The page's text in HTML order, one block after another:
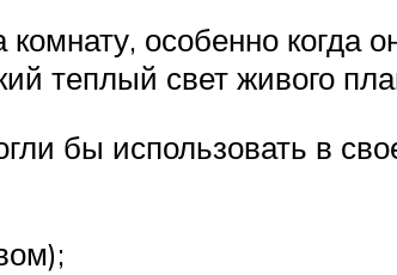
особенно когда
теплый свет живого
бы использовать в